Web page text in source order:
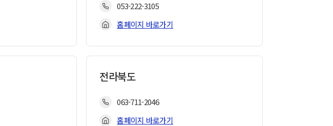
053-222-3105
홈페이지 바로가기
전라북도
063-711-2046
홈페이지 바로가기